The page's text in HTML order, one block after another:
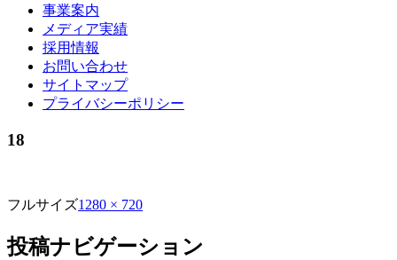
事業案内
メディア実績
採用情報
お問い合わせ
サイトマップ
プライバシーポリシー
18
フルサイズ1280 × 720
投稿ナビゲーション